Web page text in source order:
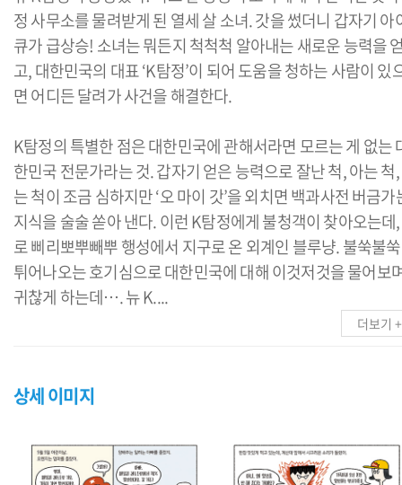
정 사무소를 물려받게 된 열세 살 소녀. 갓을 썼더니 갑자기 아
큐가 급상승! 소녀는 뭐든지 척척척 알아내는 새로운 능력을
고, 대한민국의 대표 ‘K탐정’이 되어 도움을 청하는 사람이 있
면 어디든 달려가 사건을 해결한다.
K탐정의 특별한 점은 대한민국에 관해서라면 모르는 게 없는
한민국 전문가라는 것. 갑자기 얻은 능력으로 잘난 척, 아는 척
는 척이 조금 심하지만 ‘오 마이 갓’을 외치면 백과사전 버금가
지식을 술술 쏟아 낸다. 이런 K탐정에게 불청객이 찾아오는데
로 삐리뽀뿌빼뿌 행성에서 지구로 온 외계인 블루냥. 불쑥불쑥
튀어나오는 호기심으로 대한민국에 대해 이것저것을 물어보
귀찮게 하는데…. 뉴 K....
더보기 +
상세 이미지